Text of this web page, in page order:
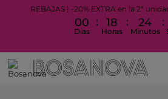
REBAJAS | -20% EXTRA en la 2ª
00
Días
: 18
Horas
: 24
Minutos
: